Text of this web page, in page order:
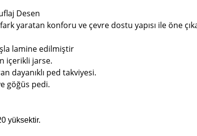
Desen
fark yaratan konforu ve çevre dostu yapısı ile öne
lamine edilmiştir
içerikli jarse.
dayanıklı ped takviyesi.
göğüs pedi.
yüksektir.